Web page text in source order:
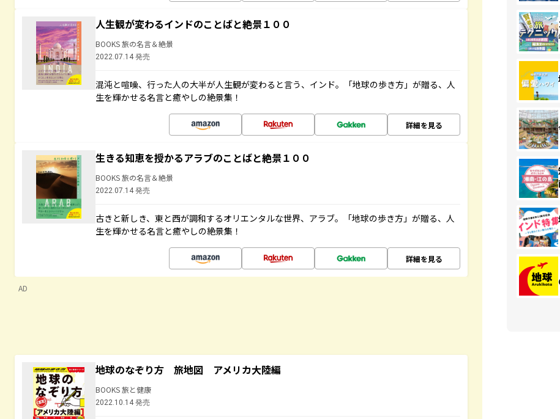
人生観が変わるインドのことばと絶景１００
BOOKS 旅の名言＆絶景
2022.07.14 発売
混沌と喧噪、行った人の大半が人生観が変わると言う、インド。「地球の歩き方」が贈る、人
生を輝かせる名言と癒やしの絶景集！
詳細を見る
生きる知恵を授かるアラブのことばと絶景１００
BOOKS 旅の名言＆絶景
2022.07.14 発売
古きと新しき、東と西が調和するオリエンタルな世界、アラブ。「地球の歩き方」が贈る、人
生を輝かせる名言と癒やしの絶景集！
詳細を見る
AD
地球のなぞり方 旅地図 アメリカ大陸編
BOOKS 旅と健康
2022.10.14 発売